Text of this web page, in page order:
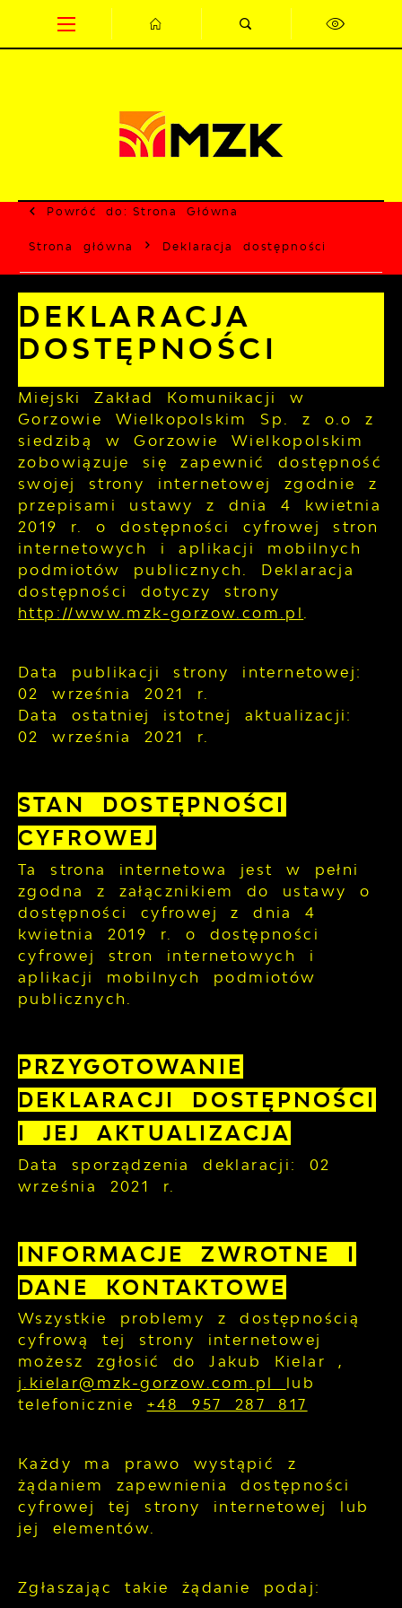
Przejdź do menu.
Przejdź do wyszukiwarki.
Przejdź do treści.
Przejdź do ustawień wielkości czcionki.
Wyłącz wersję kontrastową strony.
Powróć do: Strona Główna
Strona główna Deklaracja dostępności
DEKLARACJA
DOSTĘPNOŚCI
Miejski Zakład Komunikacji w
Gorzowie Wielkopolskim Sp. z o.o z
siedzibą w Gorzowie Wielkopolskim
zobowiązuje się zapewnić dostępność
swojej strony internetowej
zgodnie z
przepisami ustawy z dnia 4 kwietnia
2019 r. o dostępności cyfrowej stron
internetowych i aplikacji mobilnych
podmiotów publicznych. Deklaracja
dostępności dotyczy strony
http://www.mzk-gorzow.com.pl .
Data publikacji strony internetowej:
02 września 2021 r.
Data ostatniej istotnej aktualizacji:
02 września 2021 r.
STAN DOSTĘPNOŚCI
CYFROWEJ
Ta strona internetowa jest w pełni
zgodna z załącznikiem do ustawy o
dostępności cyfrowej z dnia 4
kwietnia 2019 r. o dostępności
cyfrowej stron internetowych i
aplikacji mobilnych podmiotów
publicznych.
PRZYGOTOWANIE
DEKLARACJI DOSTĘPNOŚCI
I JEJ AKTUALIZACJA
Data sporządzenia deklaracji: 02
września 2021 r.
INFORMACJE ZWROTNE I
DANE KONTAKTOWE
Wszystkie problemy z dostępnością
cyfrową tej strony internetowej
możesz zgłosić doJakub Kielar,
j.kielar@mzk-gorzow.com.pl lub
telefonicznie +48 957 287 817
Każdy ma prawo wystąpić z
żądaniem zapewnienia dostępności
cyfrowej tej strony internetowej lub
jej elementów.
Zgłaszając takie żądanie podaj: